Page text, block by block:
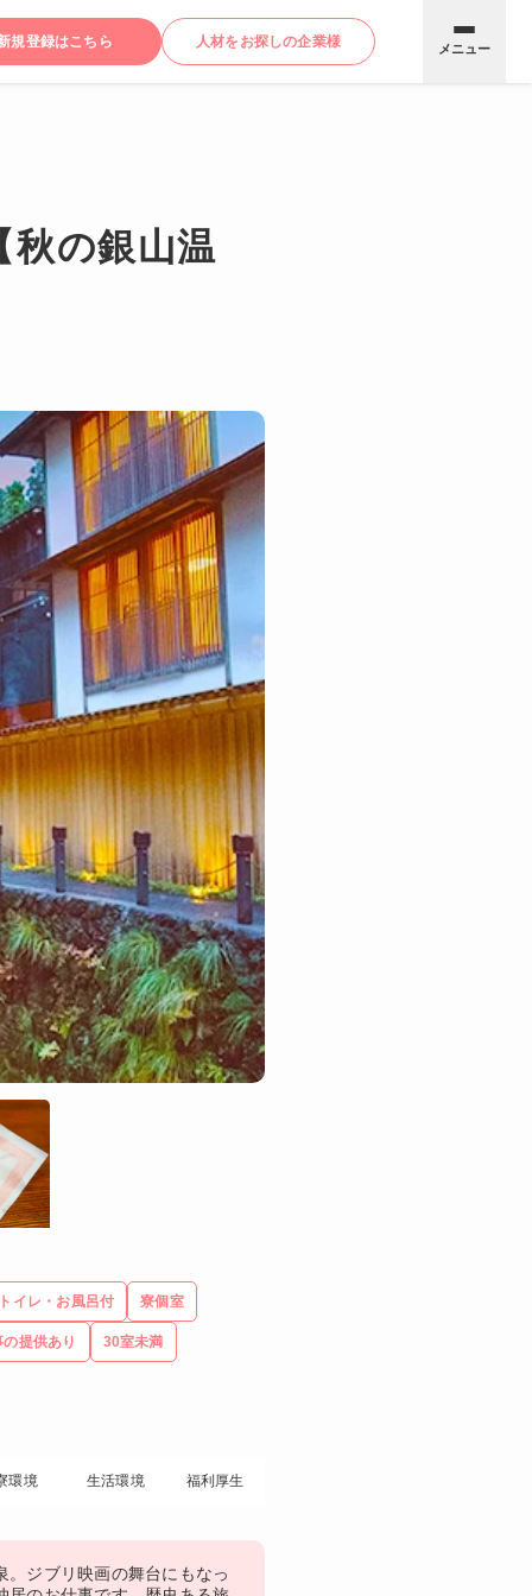
規登録はこちら 人材をお探しの企業様 メニュー
の銀山温
イレ・お風呂付 寮個室
の提供あり 30室未満
環境 生活環境 福利厚生
。ジブリ映画の舞台にもなっ